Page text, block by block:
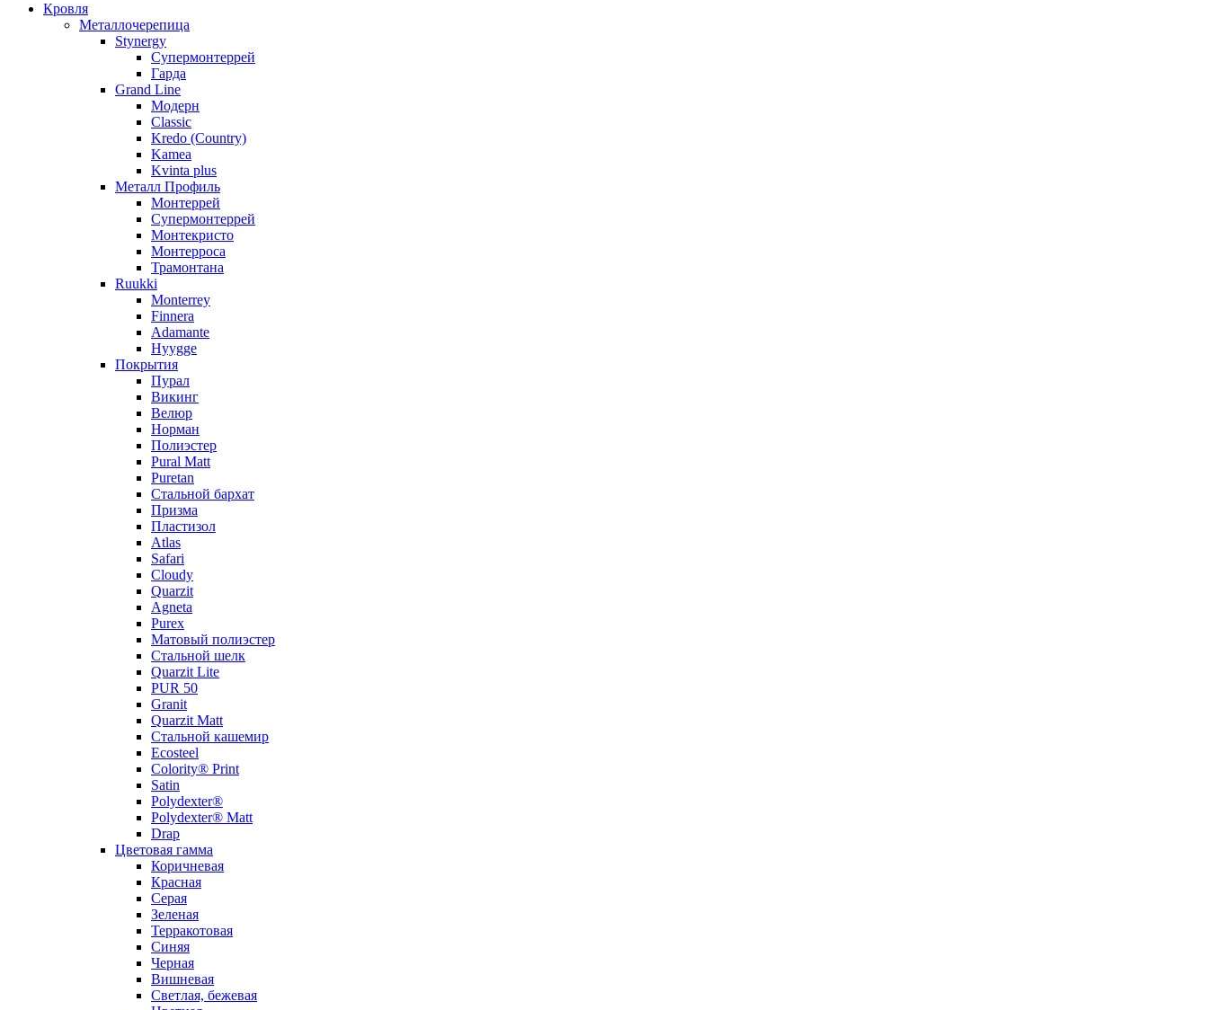
Кровля
Металлочерепица
Stynergy
Супермонтеррей
Гарда
Grand Line
Модерн
Classic
Kredo (Country)
Kamea
Kvinta plus
Металл Профиль
Монтеррей
Супермонтеррей
Монтекристо
Монтерроса
Трамонтана
Ruukki
Monterrey
Finnera
Adamante
Hyygge
Покрытия
Пурал
Викинг
Велюр
Норман
Полиэстер
Pural Matt
Puretan
Стальной бархат
Призма
Пластизол
Atlas
Safari
Cloudy
Quarzit
Agneta
Purex
Матовый полиэстер
Стальной шелк
Quarzit Lite
PUR 50
Granit
Quarzit Matt
Стальной кашемир
Ecosteel
Colority® Print
Satin
Polydexter®
Polydexter® Matt
Drap
Цветовая гамма
Коричневая
Красная
Серая
Зеленая
Терракотовая
Синяя
Черная
Вишневая
Светлая, бежевая